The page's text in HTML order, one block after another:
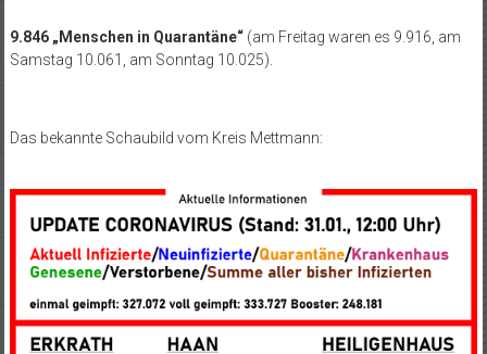
9.846 „Menschen in Quarantäne“ (am Freitag waren es 9.916, am
Samstag 10.061, am Sonntag 10.025).
Das bekannte Schaubild vom Kreis Mettmann: